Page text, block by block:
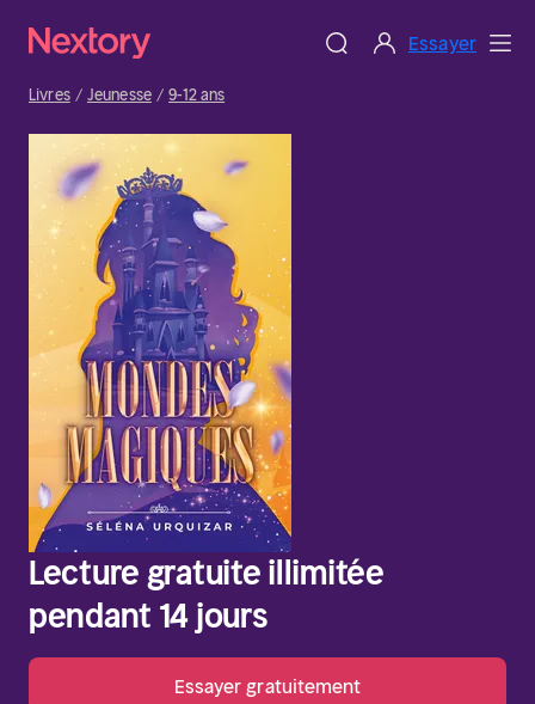
Essayer
Livres Jeunesse 9-12 ans
Lecture gratuite illimitée
pendant 14 jours
Essayer gratuitement